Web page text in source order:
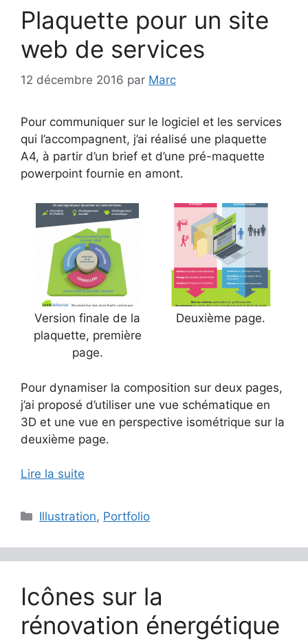
Plaquette pour un site
web de services
12 décembre 2016 par Marc
Pour communiquer sur le logiciel et les services
qui l’accompagnent, j’ai réalisé une plaquette
A4, à partir d’un brief et d’une pré-maquette
powerpoint fournie en amont.
Version finale de la
plaquette, première
page.
Deuxième page.
Pour dynamiser la composition sur deux pages,
j’ai proposé d’utiliser une vue schématique en
3D et une vue en perspective isométrique sur la
deuxième page.
Lire la suite
Catégories
Illustration, Portfolio
Icônes sur la
rénovation énergétique